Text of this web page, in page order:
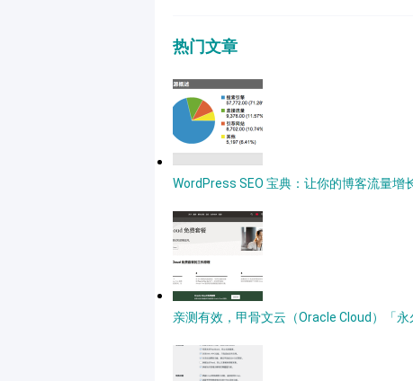
热门文章
WordPress SEO 宝典：让你的博客流量增
亲测有效，甲骨文云（Oracle Cloud）「永